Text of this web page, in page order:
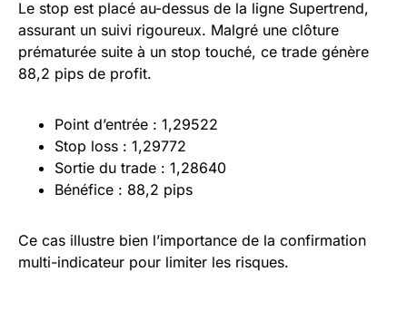
Le stop est placé au-dessus de la ligne Supertrend,
assurant un suivi rigoureux. Malgré une clôture
prématurée suite à un stop touché, ce trade génère
88,2 pips de profit.
Point d’entrée : 1,29522
Stop loss : 1,29772
Sortie du trade : 1,28640
Bénéfice : 88,2 pips
Ce cas illustre bien l’importance de la confirmation
multi-indicateur pour limiter les risques.